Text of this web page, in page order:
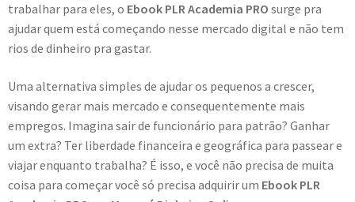
trabalhar para eles, o Ebook PLR Academia PRO surge pra
ajudar quem está começando nesse mercado digital e não tem
rios de dinheiro pra gastar.
Uma alternativa simples de ajudar os pequenos a crescer,
visando gerar mais mercado e consequentemente mais
empregos. Imagina sair de funcionário para patrão? Ganhar
um extra? Ter liberdade financeira e geográfica para passear e
viajar enquanto trabalha? É isso, e você não precisa de muita
coisa para começar você só precisa adquirir um Ebook PLR